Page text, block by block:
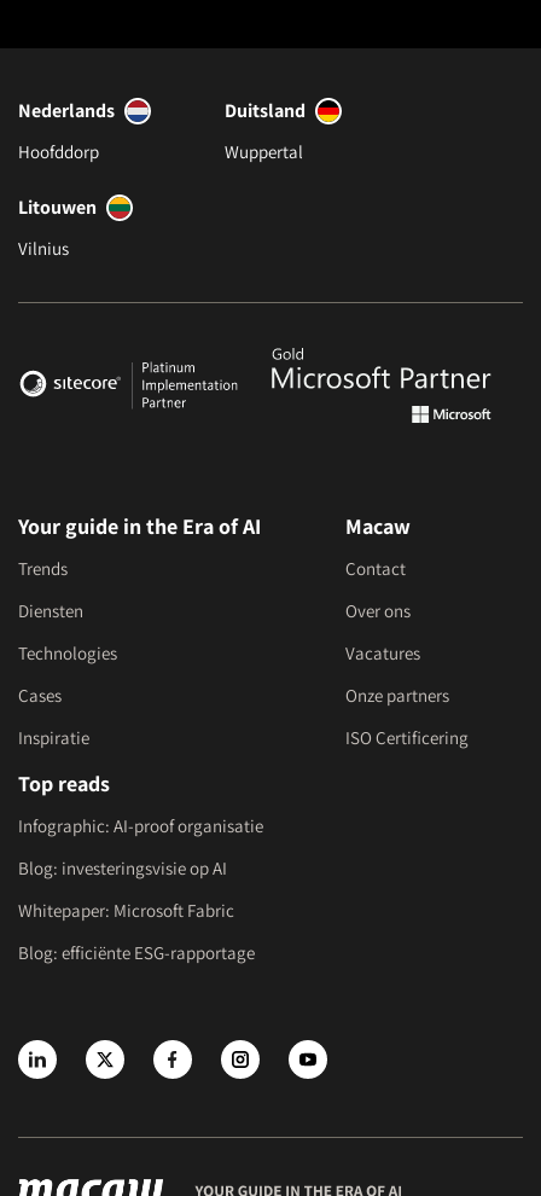
Nederlands
Hoofddorp
Duitsland
Wuppertal
Litouwen
Vilnius
Your guide in the Era of AI
Trends
Diensten
Technologies
Cases
Inspiratie
Macaw
Contact
Over ons
Vacatures
Onze partners
ISO Certificering
Top reads
Infographic: AI-proof organisatie
Blog: investeringsvisie op AI
Whitepaper: Microsoft Fabric
Blog: efficiënte ESG-rapportage